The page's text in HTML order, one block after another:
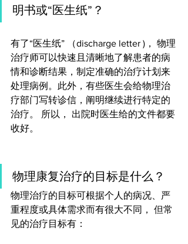
明书或“医生纸”？
有了“医生纸” （discharge letter )， 物理
治疗师可以快速且清晰地了解患者的病
情和诊断结果，制定准确的治疗计划来
处理病例。此外，有些医生会给物理治
疗部门写转诊信，阐明继续进行特定的
治疗。 所以， 出院时医生给的文件都要
收好。
物理康复治疗的目标是什么？
物理治疗的目标可根据个人的病况、严
重程度或具体需求而有很大不同， 但常
见的治疗目标有：